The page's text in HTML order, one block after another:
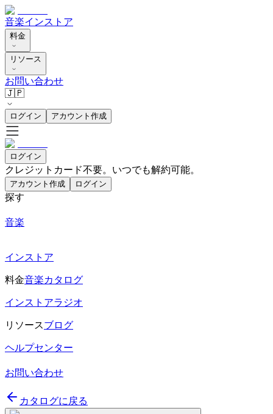
音楽インストア
料金
リソース
お問い合わせ
🇯🇵
ログイン アカウント作成
ログイン
クレジットカード不要。いつでも解約可能。
アカウント作成 ログイン
探す
音楽
インストア
料金音楽カタログ
インストアラジオ
リソースブログ
ヘルプセンター
お問い合わせ
カタログに戻る